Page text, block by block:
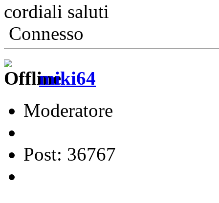
cordiali saluti
Connesso
miki64
Moderatore
Post: 36767